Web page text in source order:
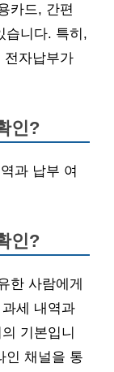
카드, 간편
습니다. 특히,
전자납부가
인?
과 납부 여
인?
한 사람에게
세 내역과
기본입니
인 채널을 통